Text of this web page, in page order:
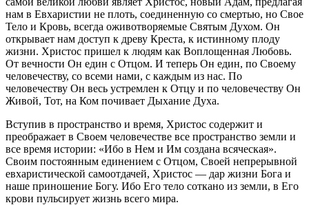
нам в Евхаристии не плоть, соединенную со смертью, но Свое
Тело и Кровь, всегда оживотворяемые Святым Духом. Он
открывает нам доступ к древу Креста, к истинному плоду
жизни. Христос пришел к людям как Воплощенная Любовь.
От вечности Он един с Отцом. И теперь Он един, по Своему
человечеству, со всеми нами, с каждым из нас. По
человечеству Он весь устремлен к Отцу и по человечеству Он
Живой, Тот, на Ком почивает Дыхание Духа.
Вступив в пространство и время, Христос содержит и
преображает в Своем человечестве все пространство земли и
все время истории: «Ибо в Нем и Им создана всяческая».
Своим постоянным единением с Отцом, Своей непрерывной
евхаристической самоотдачей, Христос — дар жизни Бога и
наше приношение Богу. Ибо Его тело соткано из земли, в Его
крови пульсирует жизнь всего мира.